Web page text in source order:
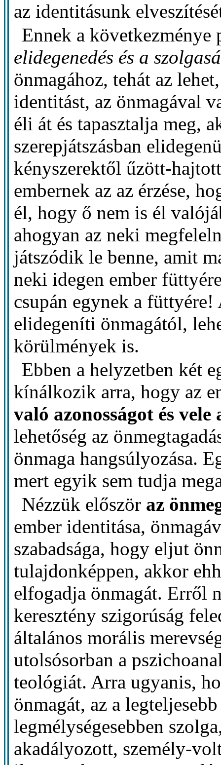
az identitásunk
Ennek a
elidegenedés és a
önmagához, tehát az
identitást, az önmagával
éli át és tapasztalja meg,
szerepjátszásban
kényszerektől űzött-
embernek az az érzése,
él, hogy ő nem is él
ahogyan az neki
játszódik le benne, amit
neki idegen ember
csupán egynek a
elidegeníti önmagától,
körülmények is.
Ebben a helyzetben két
kínálkozik arra, hogy az
való azonosságot és vele
lehetőség az
önmaga hangsúlyozása.
mert egyik sem tudja
Nézzük először az
ember identitása,
szabadsága, hogy eljut
tulajdonképpen, akkor
elfogadja önmagát. Erről
keresztény szigorúság
általános morális
utolsósorban a
teológiát. Arra ugyanis,
önmagát, az a
legmélységesebben
akadályozott, személy-